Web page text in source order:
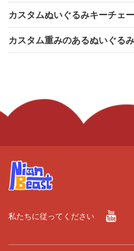
カスタムぬいぐるみキーチェ
カスタム重みのあるぬいぐるみ
私たちに従ってください